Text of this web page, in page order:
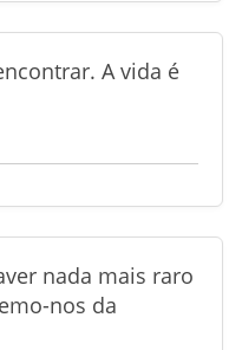
A vida é
nada mais raro
nos da